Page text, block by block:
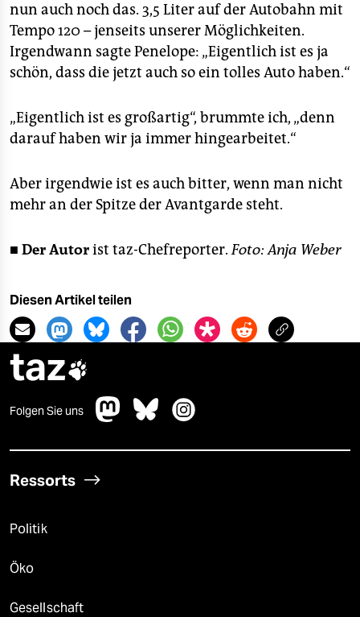
nun auch noch das. 3,5 Liter auf der Autobahn mit
Tempo 120 – jenseits unserer Möglichkeiten.
Irgendwann sagte Penelope: „Eigentlich ist es ja
schön, dass die jetzt auch so ein tolles Auto haben.“
„Eigentlich ist es großartig“, brummte ich, „denn
darauf haben wir ja immer hingearbeitet.“
Aber irgendwie ist es auch bitter, wenn man nicht
mehr an der Spitze der Avantgarde steht.
■ Der Autorist taz-Chefreporter.Foto: Anja Weber
Diesen Artikel teilen
taz
Folgen Sie uns
Ressorts
Politik
Öko
Gesellschaft